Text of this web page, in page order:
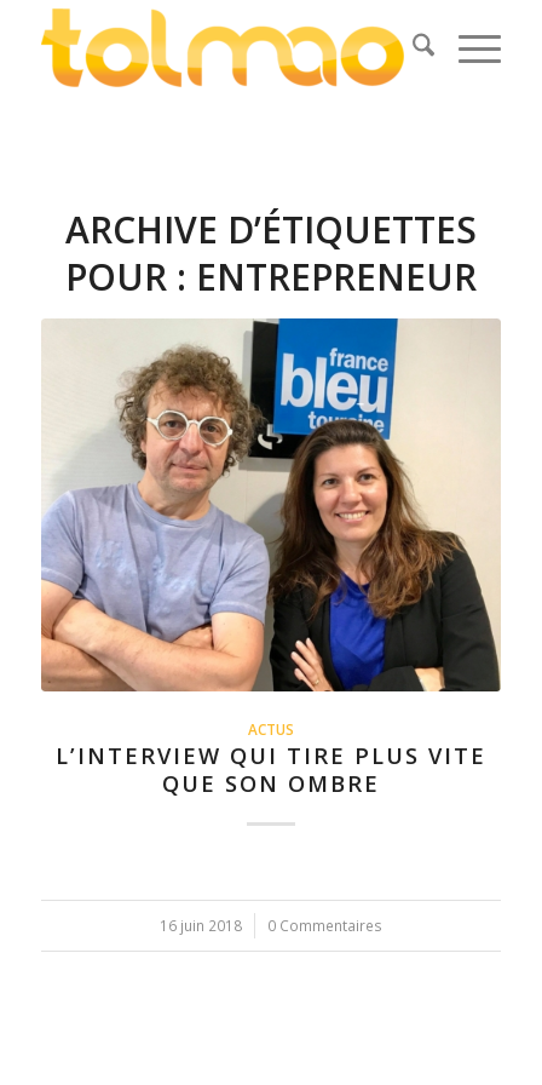
ARCHIVE D’ÉTIQUETTES
POUR : ENTREPRENEUR
ACTUS
L’INTERVIEW QUI TIRE PLUS VITE
QUE SON OMBRE
16 juin 2018
/ 0 Commentaires